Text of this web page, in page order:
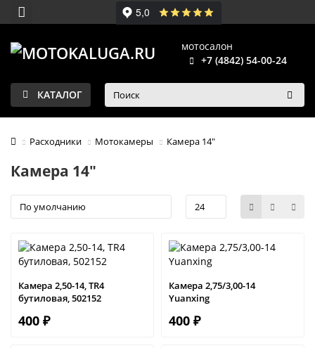
мотосалон
+7 (4842) 54-00-24
КАТАЛОГ
Расходники Мотокамеры Камера 14"
Камера 14"
Камера 2,50-14, TR4
бутиловая, 502152
400 ₽
Камера 2,75/3,00-14
Yuanxing
400 ₽